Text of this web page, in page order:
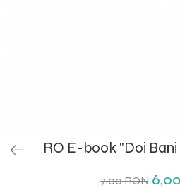
RO E-book "Doi
7,00 RON